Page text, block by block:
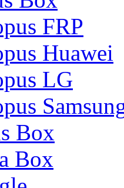
FRP
Huawei
LG
Box
Box